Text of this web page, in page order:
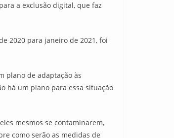
a exclusão digital, que faz
2020 para janeiro de 2021, foi
plano de adaptação às
há um plano para essa situação
mesmos se contaminarem,
como serão as medidas de